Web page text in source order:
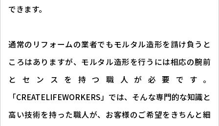
できます。
通常のリフォームの業者でもモルタル造形を請け負うと
ころはありますが、モルタル造形を行うには相応の腕前
とセンスを持つ職人が必要です。
「CREATELIFEWORKERS」では、そんな専門的な知識と
高い技術を持った職人が、お客様のご希望をきちんと細